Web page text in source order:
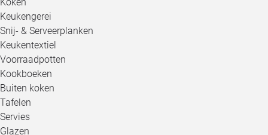
Keukengerei
Snij- & Serveerplanken
Keukentextiel
Voorraadpotten
Kookboeken
Buiten koken
Tafelen
Servies
Glazen